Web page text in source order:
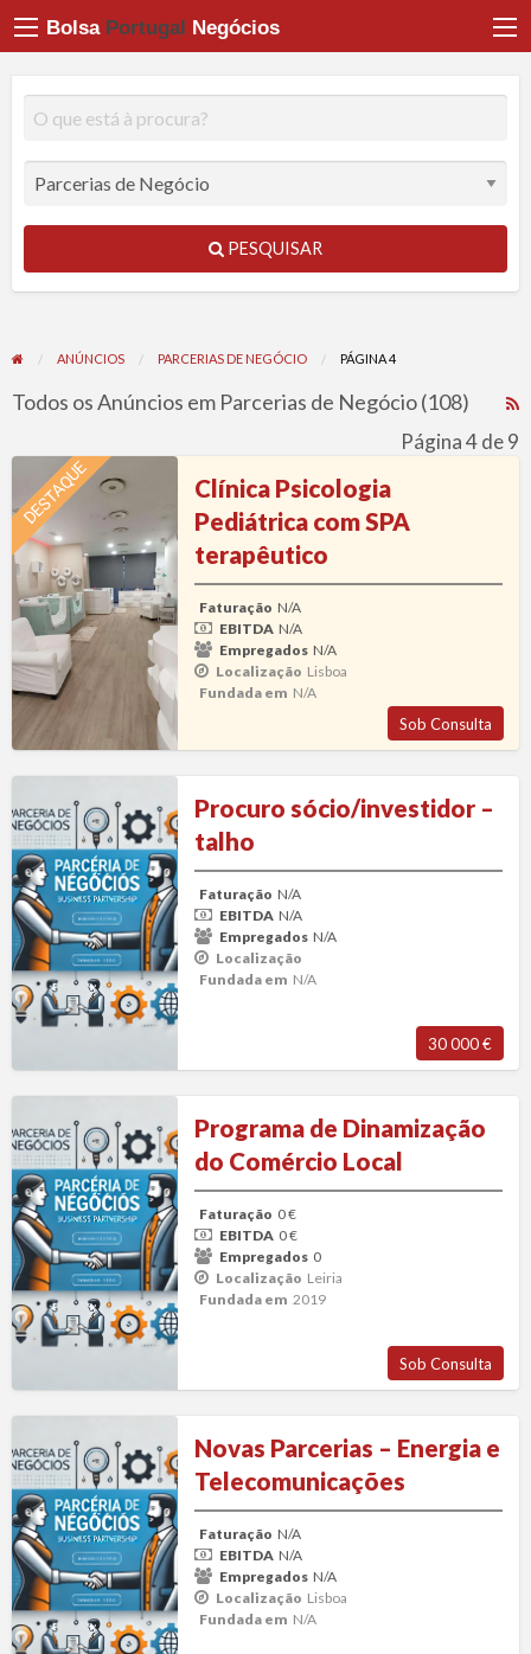
Bolsa Portugal Negócios
PESQUISAR
ANÚNCIOS PARCERIAS DE NEGÓCIO PÁGINA 4
Todos os Anúncios em Parcerias de Negócio (108)
Página 4 de 9
DESTAQUE
Clínica
Psicologia
Pediátrica
com
SPA
terapêutico
Clínica Psicologia
Pediátrica com SPA
terapêutico
Faturação N/A
EBITDA N/A
Empregados N/A
Localização Lisboa
Fundada em N/A
Sob Consulta
sócio/investidor
–
talho
Procuro sócio/investidor –
talho
Faturação N/A
EBITDA N/A
Empregados N/A
Localização
Fundada em N/A
30 000 €
de
Dinamização
do
Comércio
Local
Programa de Dinamização
do Comércio Local
Faturação 0 €
EBITDA 0 €
Empregados 0
Localização Leiria
Fundada em 2019
Sob Consulta
Parcerias
–
Energia
e
Telecomunicações
Novas Parcerias – Energia e
Telecomunicações
Faturação N/A
EBITDA N/A
Empregados N/A
Localização Lisboa
Fundada em N/A